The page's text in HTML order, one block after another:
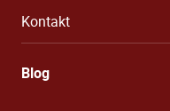
Kontakt
Blog